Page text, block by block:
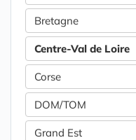
Bretagne
Centre-Val de Loire
Corse
DOM/TOM
Grand Est